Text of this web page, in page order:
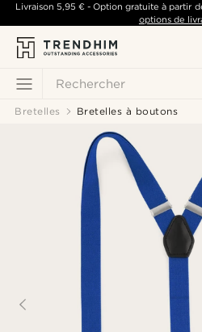
Rechercher
Livraison 5,95 €- Option gratuite à partir
options de
Bretelles Bretelles à boutons